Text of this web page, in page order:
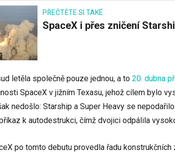
PŘEČTĚTE SI TAKÉ
SpaceX i přes zničení
letěla společně pouze jednou, a to 20. dubna
SpaceX v jižním Texasu, jehož cílem bylo
nedošlo: Starship a Super Heavy se
k autodestrukci, čímž dvojici odpálila
po tomto debutu provedla řadu konstrukčních